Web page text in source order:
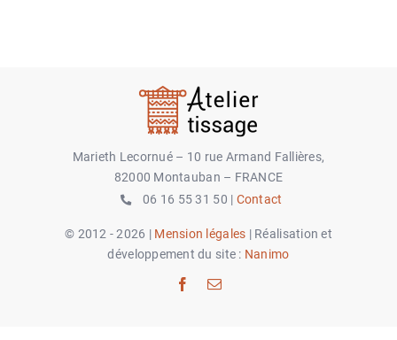
Marieth Lecornué – 10 rue Armand Fallières,
82000 Montauban – FRANCE
06 16 55 31 50 | Contact
© 2012 - 2026 | Mension légales | Réalisation et
développement du site : Nanimo